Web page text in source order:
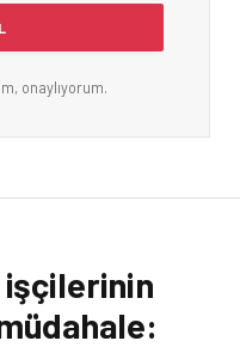
onaylıyorum.
işçilerinin